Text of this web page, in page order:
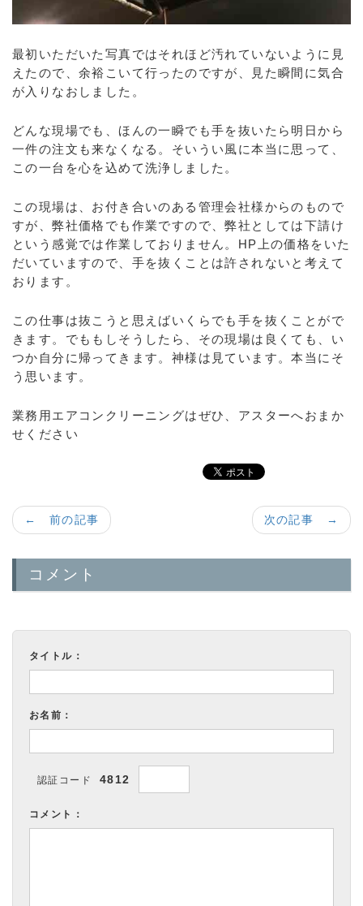
最初いただいた写真ではそれほど汚れていないように見
えたので、余裕こいて行ったのですが、見た瞬間に気合
が入りなおしました。
どんな現場でも、ほんの一瞬でも手を抜いたら明日から
一件の注文も来なくなる。そいうい風に本当に思って、
この一台を心を込めて洗浄しました。
この現場は、お付き合いのある管理会社様からのもので
すが、弊社価格でも作業ですので、弊社としては下請け
という感覚では作業しておりません。HP上の価格をいた
だいていますので、手を抜くことは許されないと考えて
おります。
この仕事は抜こうと思えばいくらでも手を抜くことがで
きます。でももしそうしたら、その現場は良くても、い
つか自分に帰ってきます。神様は見ています。本当にそ
う思います。
業務用エアコンクリーニングはぜひ、アスターへおまか
せください
次の記事 →
← 前の記事
コメント
タイトル：
お名前：
認証コード 4812
コメント：